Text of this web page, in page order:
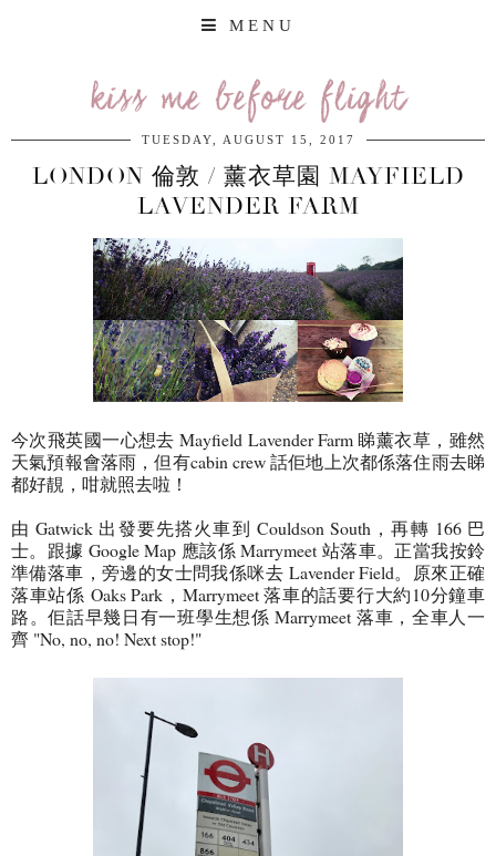
MENU
kiss me before flight
TUESDAY, AUGUST 15, 2017
LONDON 倫敦 / 薰衣草園 MAYFIELD
LAVENDER FARM
今次飛英國一心想去 Mayfield Lavender Farm 睇薰衣草，雖然
天氣預報會落雨，但有cabin crew 話佢地上次都係落住雨去睇
都好靚，咁就照去啦！
由 Gatwick 出發要先搭火車到 Couldson South，再轉 166 巴
士。跟據 Google Map 應該係 Marrymeet 站落車。正當我按鈴
準備落車，旁邊的女士問我係咪去 Lavender Field。原來正確
落車站係 Oaks Park，Marrymeet 落車的話要行大約10分鐘車
路。佢話早幾日有一班學生想係 Marrymeet 落車，全車人一
齊 "No, no, no! Next stop!"